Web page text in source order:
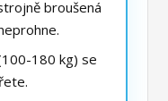
broušená
180 kg) se